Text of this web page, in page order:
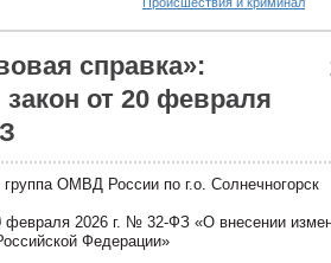
справка»:
от 20 февраля
ОМВД России по г.о. Солнечногорск
февраля 2026 г. № 32-ФЗ «О внесении
Федерации»